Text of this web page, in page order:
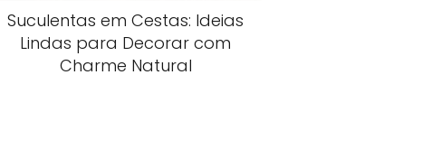
Suculentas em Cestas: Ideias
Lindas para Decorar com
Charme Natural